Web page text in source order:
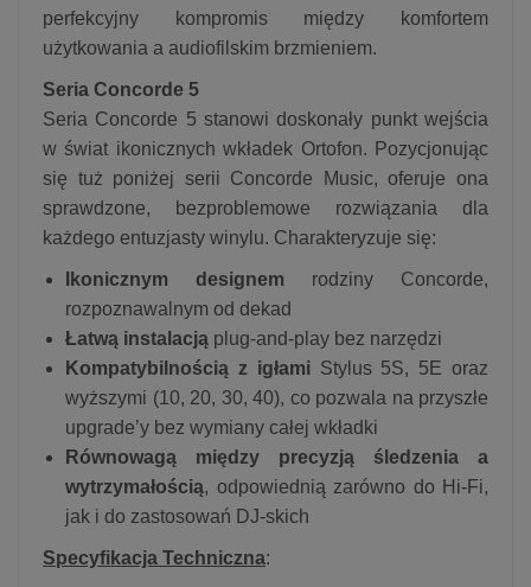
perfekcyjny kompromis między komfortem
użytkowania a audiofilskim brzmieniem.
Seria Concorde 5
Seria Concorde 5 stanowi doskonały punkt wejścia
w świat ikonicznych wkładek Ortofon. Pozycjonując
się tuż poniżej serii Concorde Music, oferuje ona
sprawdzone, bezproblemowe rozwiązania dla
każdego entuzjasty winylu. Charakteryzuje się:
Ikonicznym designem rodziny Concorde,
rozpoznawalnym od dekad
Łatwą instalacją plug-and-play bez narzędzi
Kompatybilnością z igłamiStylus 5S, 5E oraz
wyższymi (10, 20, 30, 40), co pozwala na przyszłe
upgrade’y bez wymiany całej wkładki
Równowagą między precyzją śledzenia a
wytrzymałością, odpowiednią zarówno do Hi-Fi,
jak i do zastosowań DJ-skich
Specyfikacja Techniczna: